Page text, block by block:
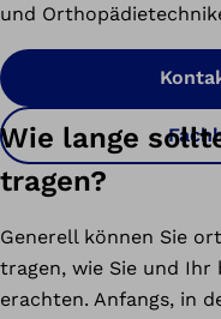
und
Wie lange
tragen?
Generell können Sie
tragen, wie Sie und
erachten. Anfangs, in